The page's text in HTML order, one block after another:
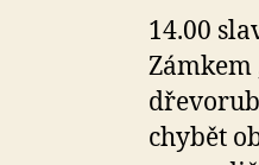
14.00
Zámkem
chybět